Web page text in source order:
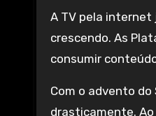
A TV pela internet já é uma realidade presente no dia a dia de muitas pessoas, e sua popularidade continua
crescendo. As
consumir
Com o advento
drasticamente.